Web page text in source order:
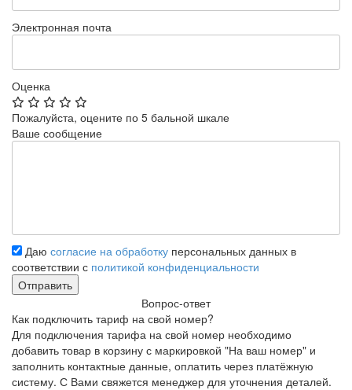
Электронная почта
Оценка
Пожалуйста, оцените по 5 бальной шкале
Ваше сообщение
Даю согласие на обработку персональных данных в
соответствии с политикой конфиденциальности
Вопрос-ответ
Как подключить тариф на свой номер?
Для подключения тарифа на свой номер необходимо
добавить товар в корзину с маркировкой "На ваш номер" и
заполнить контактные данные, оплатить через платёжную
систему. С Вами свяжется менеджер для уточнения деталей.